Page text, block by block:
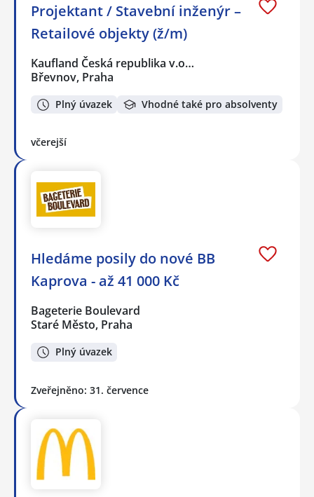
Projektant / Stavební inženýr –
Retailové objekty (ž/m)
Kaufland Česká republika v.o…
Břevnov, Praha
Plný úvazek Vhodné také pro absolventy
včerejší
Hledáme posily do nové BB
Kaprova - až 41 000 Kč
Bageterie Boulevard
Staré Město, Praha
Plný úvazek
Zveřejněno: 31. července